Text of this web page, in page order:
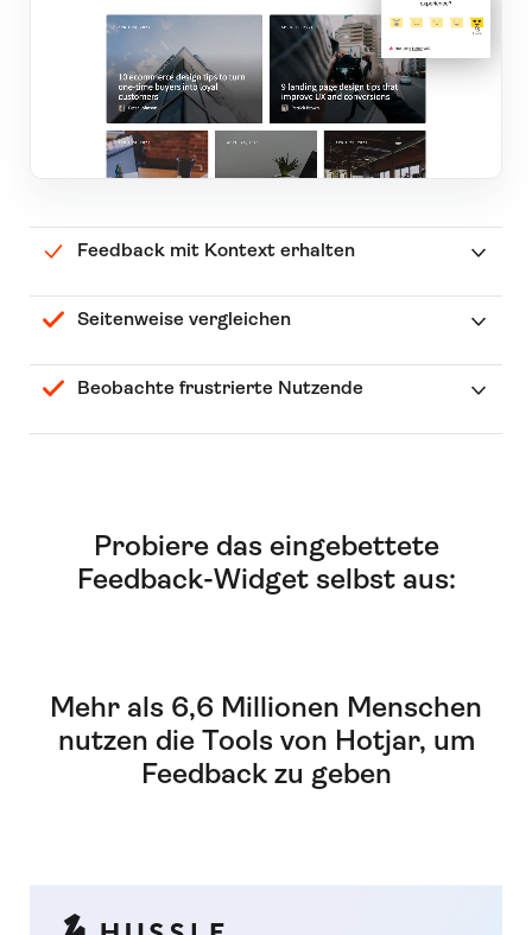
Feedback mit Kontext erhalten
Seitenweise vergleichen
Beobachte frustrierte Nutzende
Probiere das eingebettete
Feedback-Widget selbst aus:
Mehr als 6,6 Millionen Menschen
nutzen die Tools von Hotjar, um
Feedback zu geben